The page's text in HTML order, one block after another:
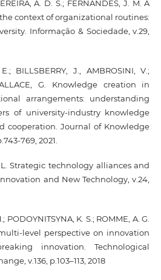
A. D. S.; FERNANDES, J. M. A
context of organizational routines:
Informação & Sociedade, v.29,
BILLSBERRY, J., AMBROSINI, V.;
G. Knowledge creation in
arrangements: understanding
of university-industry knowledge
cooperation. Journal of Knowledge
769, 2021.
L. Strategic technology alliances and
and New Technology, v.24,
PODOYNITSYNA, K. S.; ROMME, A. G.
multi-level perspective on innovation
innovation. Technological
v.136, p.103–113, 2018